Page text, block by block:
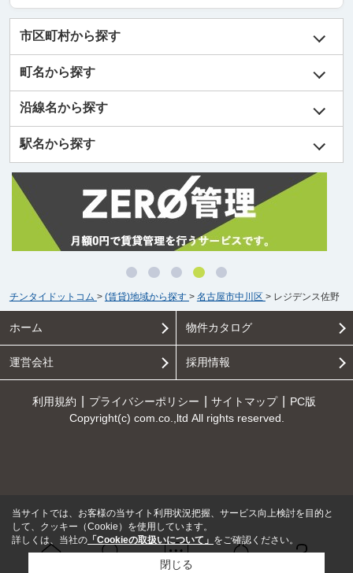
市区町村から探す
町名から探す
沿線名から探す
駅名から探す
チンタイドットコム > (賃貸)地域から探す > 名古屋市中川区 > レジデンス佐野
ホーム 物件カタログ
運営会社 採用情報
利用規約 プライバシーポリシー サイトマップ
PC版
Copyright(c) com.co.,ltd All rights reserved.
当サイトでは、お客様の当サイト利用状況把握、サービス向上検討を目的と
して、クッキー（Cookie）を使用しています。
詳しくは、当社の 「Cookieの取扱いについて」 をご確認ください。
閉じる